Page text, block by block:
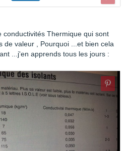
conductivités Thermique qui sont
de valeur , Pourquoi ...et bien cela
...j'en apprends tous les jours :